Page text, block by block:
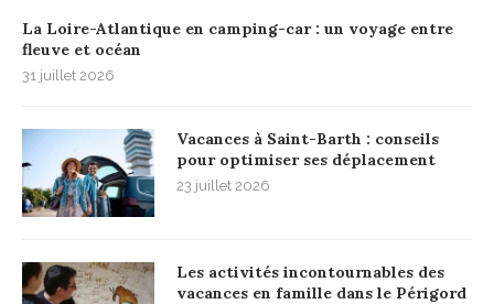
La Loire-Atlantique en camping-car : un voyage entre
fleuve et océan
31 juillet 2026
Vacances à Saint-Barth : conseils
pour optimiser ses déplacement
23 juillet 2026
Les activités incontournables des
vacances en famille dans le Périgord